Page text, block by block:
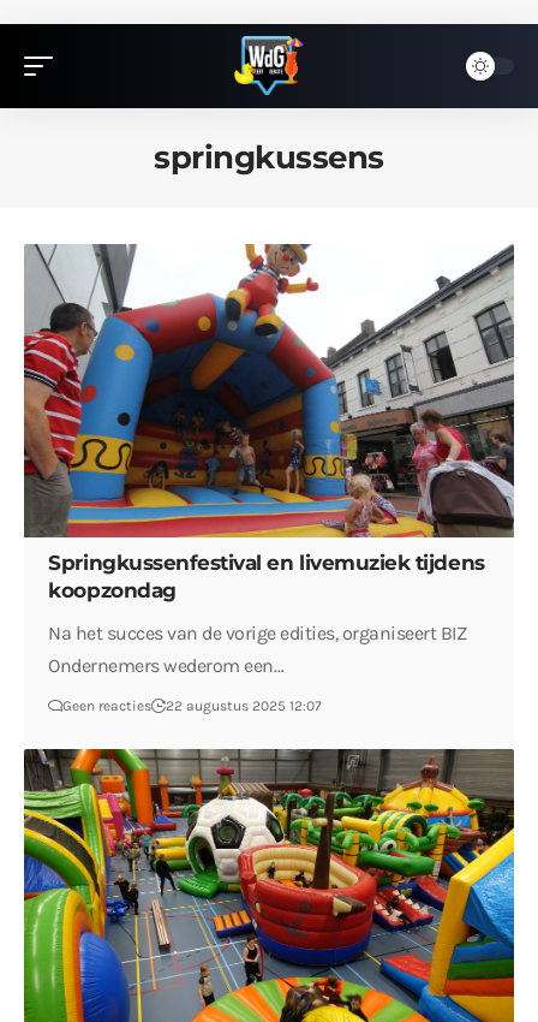
springkussens
Springkussenfestival en livemuziek tijdens
koopzondag
Na het succes van de vorige edities, organiseert BIZ
Ondernemers wederom een…
Geen reacties 22 augustus 2025 12:07